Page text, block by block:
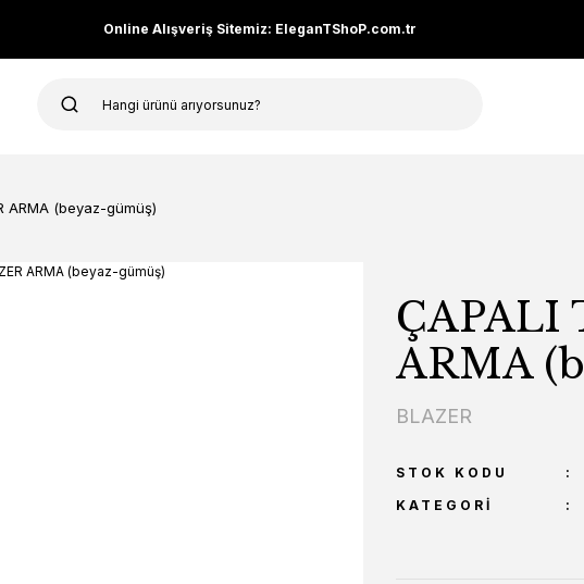
Online Alışveriş Sitemiz: EleganTShoP.com.tr
ARMA (beyaz-gümüş)
ÇAPALI
ARMA
BLAZER
STOK KODU
KATEGORI